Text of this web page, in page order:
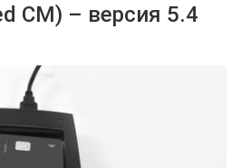
CM) – версия 5.4